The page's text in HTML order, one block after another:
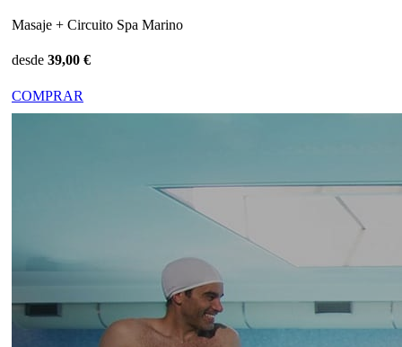
Masaje + Circuito Spa Marino
desde 39,00 €
COMPRAR